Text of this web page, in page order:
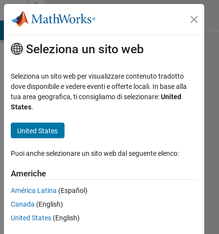
Vai al contenutoCommunity
Profile
vvf
vvff
Last
oltre 6
Attivo
Followers:
Seleziona un sito web
Seleziona un sito web per visualizzare contenuto tradotto
dove disponibile e vedere eventi e offerte locali. In base alla
tua area geografica, ti consigliamo di selezionare:United
States.
United States
Puoi anche selezionare un sito web dal seguente elenco:
Americhe
América Latina (Español)
Canada (English)
United States (English)